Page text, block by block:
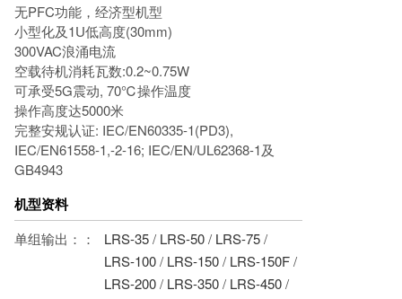
无PFC功能，经济型机型
小型化及1U低高度(30mm)
300VAC浪涌电流
空载待机消耗瓦数:0.2~0.75W
可承受5G震动, 70℃操作温度
操作高度达5000米
完整安规认证: IEC/EN60335-1(PD3),
IEC/EN61558-1,-2-16; IEC/EN/UL62368-1及
GB4943
机型资料
单组输出：： LRS-35/ LRS-50/ LRS-75/
LRS-100/ LRS-150/ LRS-150F/
LRS-200/ LRS-350/ LRS-450/